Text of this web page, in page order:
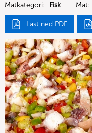
Matkategori: Fisk Mat:
Last ned PDF